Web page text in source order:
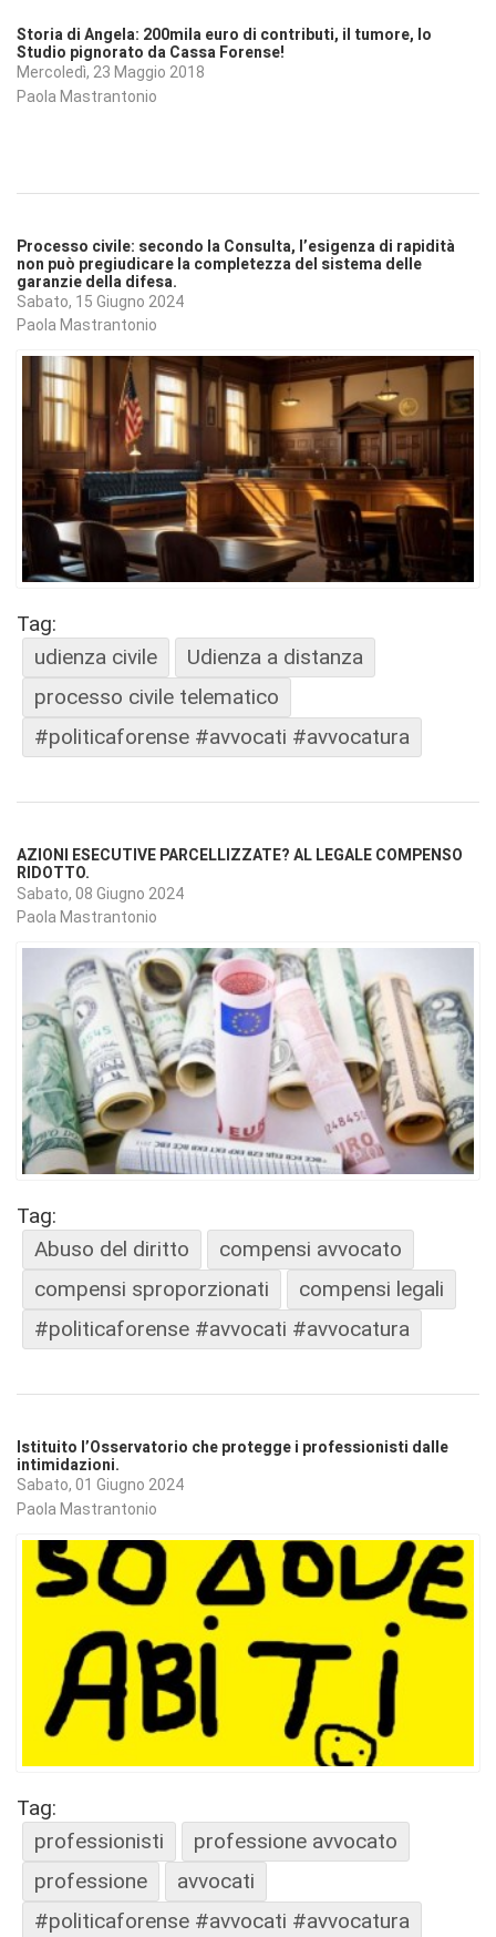
Storia di Angela: 200mila euro di contributi, il tumore, lo
Studio pignorato da Cassa Forense!
Mercoledì, 23 Maggio 2018
Paola Mastrantonio
Processo civile: secondo la Consulta, l’esigenza di rapidità
non può pregiudicare la completezza del sistema delle
garanzie della difesa.
Sabato, 15 Giugno 2024
Paola Mastrantonio
Tag:
udienza civile
Udienza a distanza
processo civile telematico
#politicaforense #avvocati #avvocatura
AZIONI ESECUTIVE PARCELLIZZATE? AL LEGALE COMPENSO
RIDOTTO.
Sabato, 08 Giugno 2024
Paola Mastrantonio
Tag:
Abuso del diritto
compensi avvocato
compensi sproporzionati
compensi legali
#politicaforense #avvocati #avvocatura
Istituito l’Osservatorio che protegge i professionisti dalle
intimidazioni.
Sabato, 01 Giugno 2024
Paola Mastrantonio
Tag:
professionisti
professione avvocato
professione
avvocati
#politicaforense #avvocati #avvocatura